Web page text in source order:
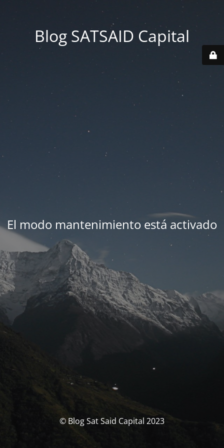
Blog SATSAID Capital
El modo mantenimiento está activado
© Blog Sat Said Capital 2023